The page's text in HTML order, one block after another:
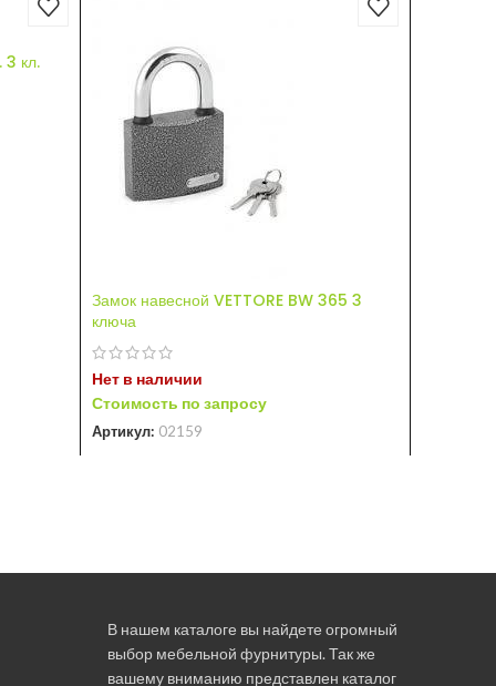
кл.
Замок навесной VETTORE BW 365 3
ключа
Нет в наличии
Стоимость по запросу
Артикул: 02159
В нашем каталоге вы найдете огромный
выбор мебельной фурнитуры. Так же
вашему вниманию представлен каталог